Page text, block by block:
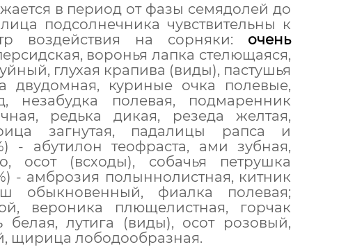
в период от фазы семядолей до
подсолнечника чувствительны к
воздействия на сорняки: очень
воронья лапка стелющаяся,
глухая крапива (виды), пастушья
куриные очка полевые,
незабудка полевая, подмаренник
редька дикая, резеда желтая,
загнутая, падалицы рапса и
- абутилон теофраста, ами зубная,
осот (всходы), собачья петрушка
- амброзия полыннолистная, китник
обыкновенный, фиалка полевая;
вероника плющелистная, горчак
белая, лутига (виды), осот розовый,
щирица лободообразная.